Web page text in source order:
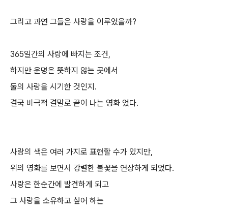
그리고 과연 그들은 사랑을 이루었을까?
365일간의 사랑에 빠지는 조건,
하지만 운명은 뜻하지 않는 곳에서
둘의 사랑을 시기한 것인지.
결국 비극적 결말로 끝이 나는 영화 었다.
사랑의 색은 여러 가지로 표현할 수가 있지만,
위의 영화를 보면서 강렬한 불꽃을 연상하게 되었다.
사랑은 한순간에 발견하게 되고
그 사랑을 소유하고 싶어 하는